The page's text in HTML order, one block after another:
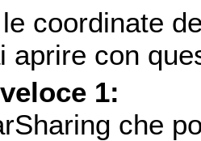
coordinate
aprire con
1:
che